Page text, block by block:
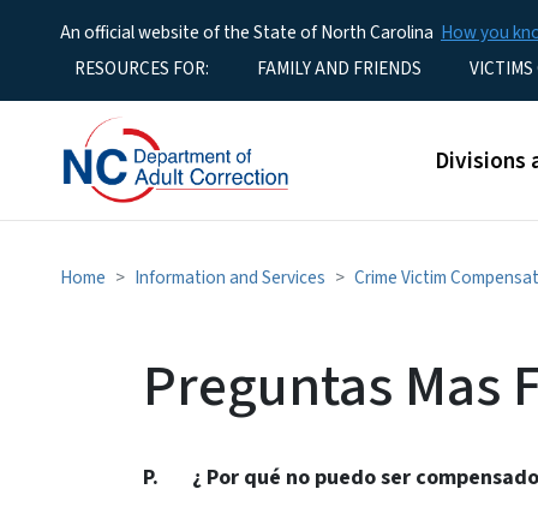
An official website of the State of North Carolina How you
Utility MenuRESOURCES FOR: FAMILY AND FRIENDS VICTIMS
Main
Divisions
Home Information and Services Crime Victim
Preguntas Mas
P. ¿ Por qué no puedo ser